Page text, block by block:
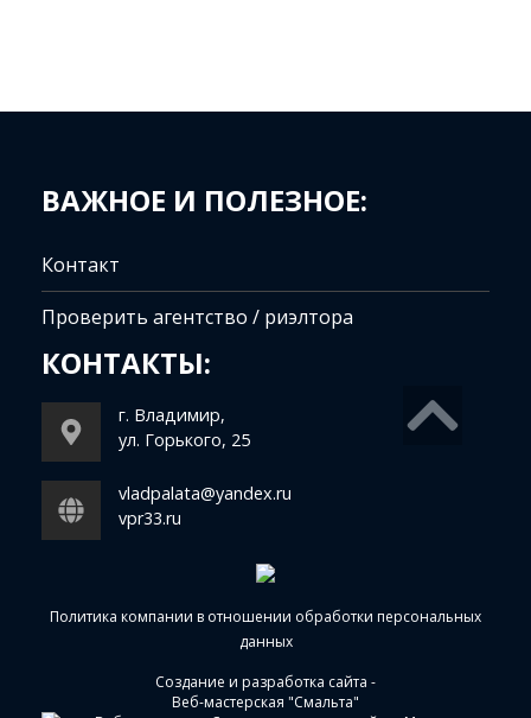
ВАЖНОЕ И ПОЛЕЗНОЕ:
Контакт
Проверить агентство / риэлтора
КОНТАКТЫ:
г. Владимир,
ул. Горького, 25
vladpalata@yandex.ru
vpr33.ru
Политика компании в отношении обработки персональных
данных
Создание и разработка сайта -
Веб-мастерская "Смальта"